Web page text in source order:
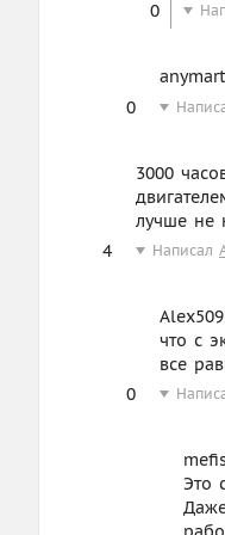
0
0
3000
лучше не
4
Написал
что с
все
0
Это